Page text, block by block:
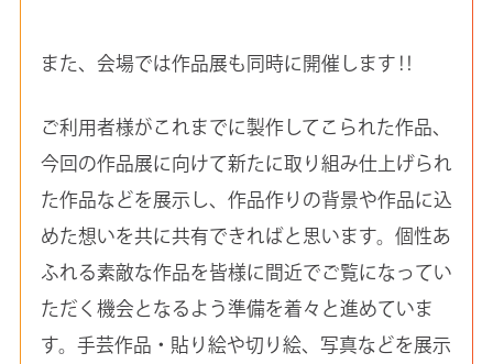
また、会場では作品展も同時に開催します‼
ご利用者様がこれまでに製作してこられた作品、
今回の作品展に向けて新たに取り組み仕上げられ
た作品などを展示し、作品作りの背景や作品に込
めた想いを共に共有できればと思います。個性あ
ふれる素敵な作品を皆様に間近でご覧になってい
ただく機会となるよう準備を着々と進めていま
す。手芸作品・貼り絵や切り絵、写真などを展示